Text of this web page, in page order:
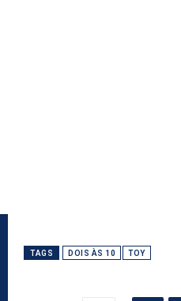
TAGS DOIS ÀS 10 TOY